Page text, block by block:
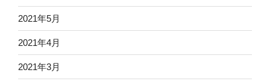
2021年5月
2021年4月
2021年3月